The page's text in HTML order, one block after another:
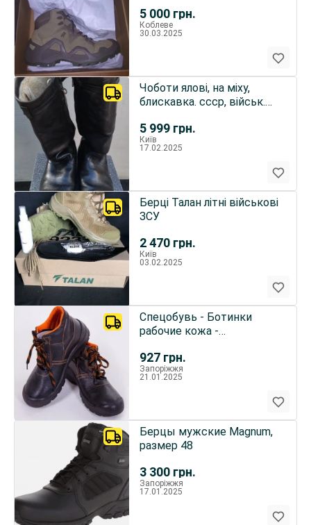
5 000 грн.
смартфон
Коблеве
30.03.2025
5 999 грн.
Чоботи ялові, на міху,
блискавка. ссср, військ.
Київ
17.02.2025
2 470 грн.
Берці Талан літні військові
ЗСУ
Київ
03.02.2025
927 грн.
Спецобувь - Ботинки
рабочие кожа -
Сварщика
Запоріжжя
21.01.2025
3 300 грн.
Берцы мужские Magnum,
размер 48
Запоріжжя
17.01.2025